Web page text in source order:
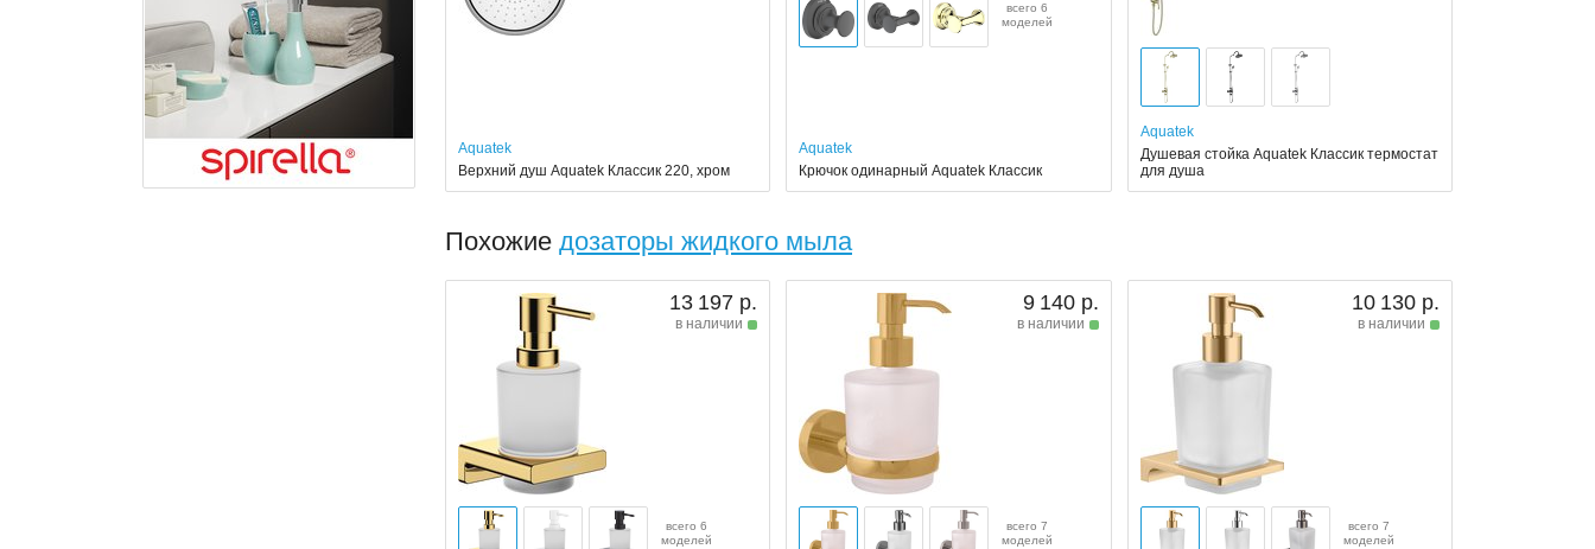
Aquatek
Верхний душ Aquatek Классик 220, хром
всего 6
моделей
Aquatek
Крючок одинарный Aquatek Классик
Aquatek
Душевая стойка Aquatek Классик термостат
для душа
Похожие дозаторы жидкого мыла
13 197 р.
в наличии
всего 6
моделей
9 140 р.
в наличии
всего 7
моделей
10 130 р.
в наличии
всего 7
моделей